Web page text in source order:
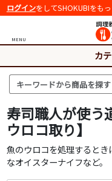
ログインをしてSHOKUBIをもっ
MENU
カ
寿司職人が使う
ウロコ取り】
魚のウロコを処理すると
なオイスターナイフなど。